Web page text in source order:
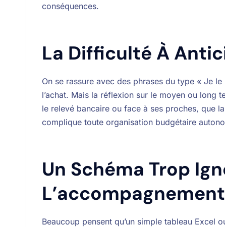
conséquences.
La Difficulté À
On se rassure avec des phrases du type « Je
l’achat. Mais la réflexion sur le moyen ou long
le relevé bancaire ou face à ses proches, que
complique toute organisation budgétaire
Un Schéma Trop
L’accompagnement
Beaucoup pensent qu’un simple tableau Excel